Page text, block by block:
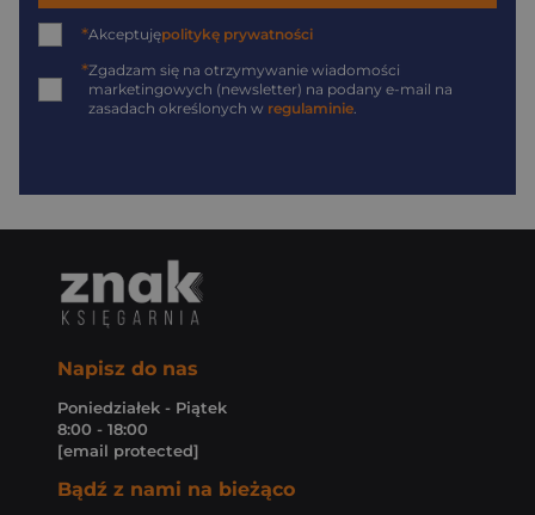
*Akceptujępolitykę prywatności
*Zgadzam się na otrzymywanie wiadomości
marketingowych (newsletter) na podany e-mail na
zasadach określonych w regulaminie.
Napisz do nas
Poniedziałek - Piątek
8:00 - 18:00
[email protected]
Bądź z nami na bieżąco